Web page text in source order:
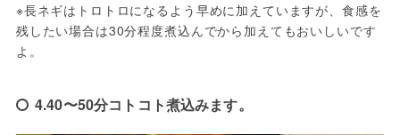
※長ネギはトロトロになるよう早めに加えていますが、食感を
残したい場合は30分程度煮込んでから加えてもおいしいです
よ。
4.40〜50分コトコト煮込みます。